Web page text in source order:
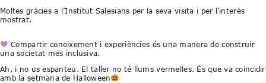
Moltes gràcies a l’Institut Salesians per la seva visita i per l’interès
mostrat.
Compartir coneixement i experiències és una manera de construir
una societat més inclusiva.
Ah, i no us espanteu. El taller no té llums vermelles. És que va coincidir
amb la setmana de Halloween